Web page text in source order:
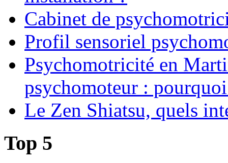
Cabinet de
Profil sensoriel
Psychomotricité en
psychomoteur :
Le Zen Shiatsu, quels
Top 5